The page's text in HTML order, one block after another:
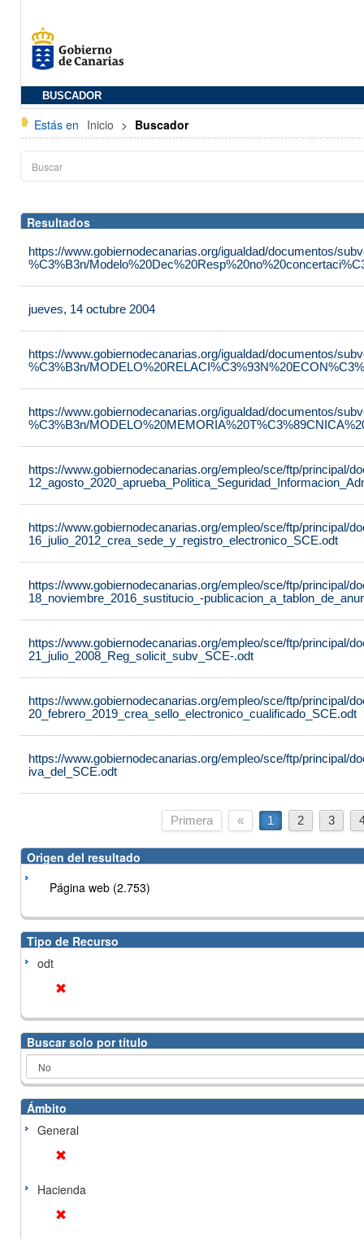
BUSCADOR
Estás en Inicio > Buscador
Resultados
https://www.gobiernodecanarias.org/igualdad/documentos/
%C3%B3n/
jueves, 14 octubre 2004
https://www.gobiernodecanarias.org/igualdad/documentos/
%C3%B3n/
https://www.gobiernodecanarias.org/igualdad/documentos/
%C3%B3n/
https://www.gobiernodecanarias.org/empleo/sce/ftp/principal/
https://www.gobiernodecanarias.org/empleo/sce/ftp/principal/
16_julio_2012_crea_sede_y_registro_electronico_SCE.odt
https://www.gobiernodecanarias.org/empleo/sce/ftp/principal/
18_noviembre_2016_sustitucio_-
https://www.gobiernodecanarias.org/empleo/sce/ftp/principal/
21_julio_2008_Reg_solicit_subv_SCE-.odt
https://www.gobiernodecanarias.org/empleo/sce/ftp/principal/
20_febrero_2019_crea_sello_electronico_cualificado_SCE.odt
https://www.gobiernodecanarias.org/empleo/sce/ftp/principal/
iva_del_SCE.odt
Primera « 1 2 3
Origen del resultado
Página web (2.753)
Tipo de Recurso
odt
Buscar solo por título
Ámbito
General
Hacienda